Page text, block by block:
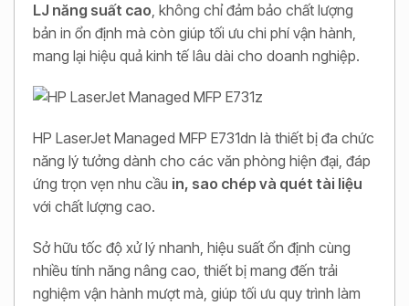
LJ năng suất cao, không chỉ đảm bảo chất lượng
bản in ổn định mà còn giúp tối ưu chi phí vận hành,
mang lại hiệu quả kinh tế lâu dài cho doanh nghiệp.
HP LaserJet Managed MFP E731dn là thiết bị đa chức
năng lý tưởng dành cho các văn phòng hiện đại, đáp
ứng trọn vẹn nhu cầu in, sao chép và quét tài liệu
với chất lượng cao.
Sở hữu tốc độ xử lý nhanh, hiệu suất ổn định cùng
nhiều tính năng nâng cao, thiết bị mang đến trải
nghiệm vận hành mượt mà, giúp tối ưu quy trình làm